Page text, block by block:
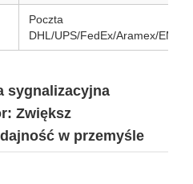
Poczta
DHL/UPS/FedEx/Aramex/EMS/
sygnalizacyjna
Zwiększ
w przemyśle